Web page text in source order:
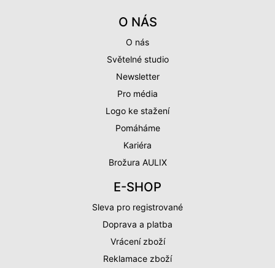
O NÁS
O nás
Světelné studio
Newsletter
Pro média
Logo ke stažení
Pomáháme
Kariéra
Brožura AULIX
E-SHOP
Sleva pro registrované
Doprava a platba
Vrácení zboží
Reklamace zboží